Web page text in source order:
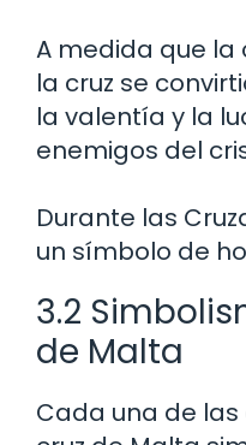
A medida que la
la cruz se
la valentía y la
enemigos del
Durante las
un símbolo de
3.2
de Malta
Cada una de